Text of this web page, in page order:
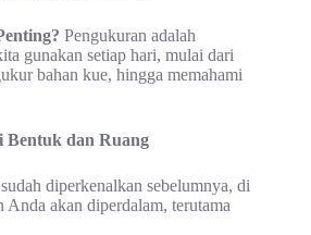
Pengukuran adalah
gunakan setiap hari, mulai dari
bahan kue, hingga memahami
Bentuk dan Ruang
diperkenalkan sebelumnya, di
Anda akan diperdalam, terutama